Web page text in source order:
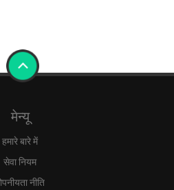
मेन्यू
हमारे बारे में
सेवा नियम
नीति